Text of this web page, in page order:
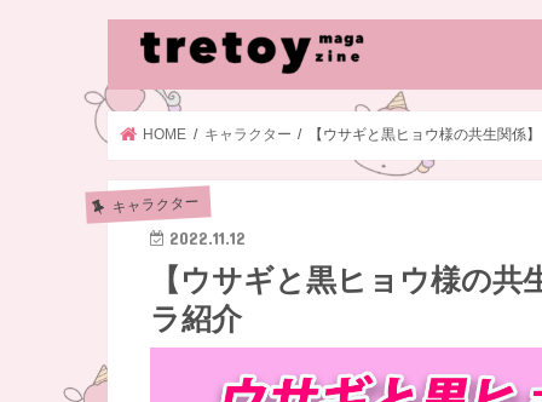
HOME キャラクター 【ウサギと黒ヒョウ様の共生関係
キャラクター
2022.11.12
【ウサギと黒ヒョウ様の
ラ紹介